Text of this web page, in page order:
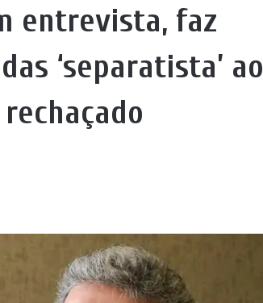
entrevista, faz
‘separatista’ ao